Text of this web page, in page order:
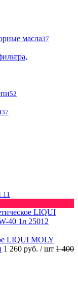
масла37
52
37
11
LIQUI MOLY
1 260 руб. / шт 1 400